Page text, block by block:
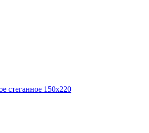
стеганное 150х220